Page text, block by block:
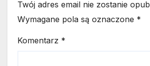
Twój adres email nie zostanie
Wymagane pola są oznaczone *
Komentarz *